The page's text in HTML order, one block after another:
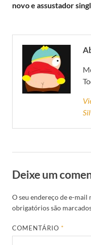
novo e assustador
Deixe um
O seu endereço de e-mail
obrigatórios são
COMENTÁRIO*